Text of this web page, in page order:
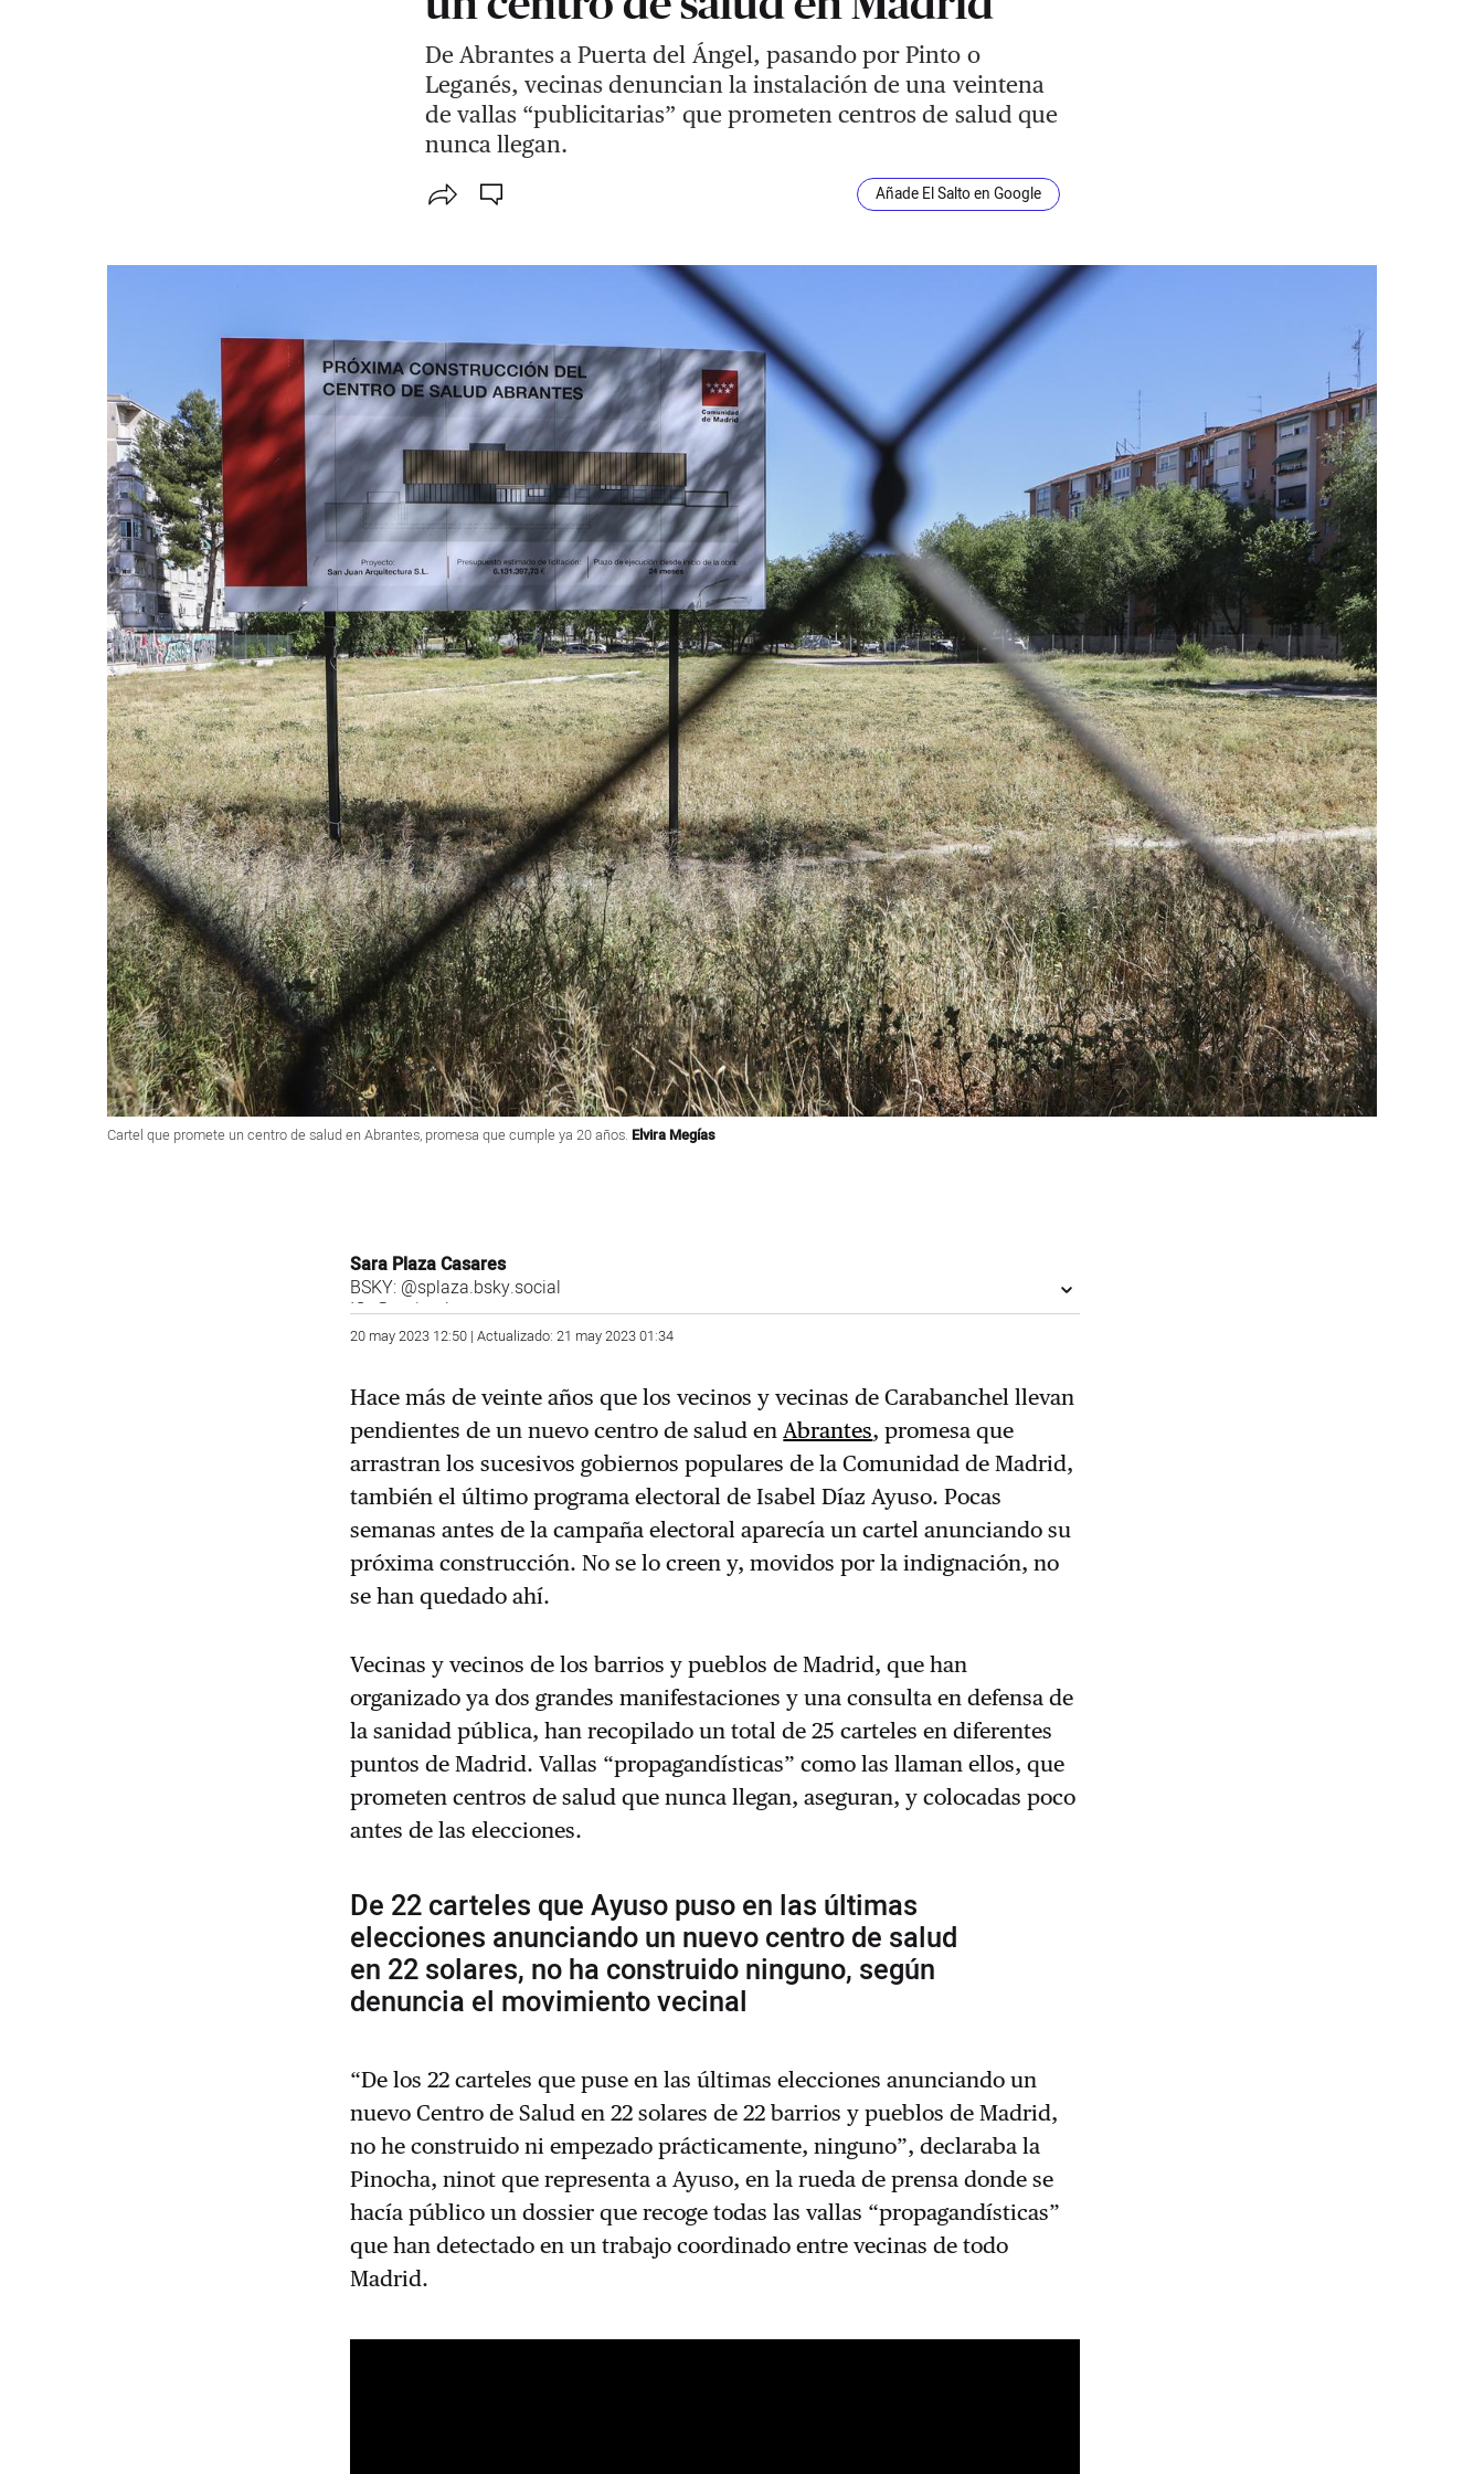
De Abrantes a Puerta del Ángel, pasando por Pinto o
Leganés, vecinas denuncian la instalación de una veintena
de vallas “publicitarias” que prometen centros de salud que
nunca llegan.
Añade El Salto en Google
Cartel que promete un centro de salud en Abrantes, promesa que cumple ya 20 años. Elvira Megías
Sara Plaza Casares
BSKY: @splaza.bsky.social
IG:@saritaplaza
20 may 2023 12:50 | Actualizado: 21 may 2023 01:34
Hace más de veinte años que los vecinos y vecinas de Carabanchel llevan
pendientes de un nuevo centro de salud enAbrantes, promesa que
arrastran los sucesivos gobiernos populares de la Comunidad de Madrid,
también el último programa electoral de Isabel Díaz Ayuso. Pocas
semanas antes de la campaña electoral aparecía un cartel anunciando su
próxima construcción. No se lo creen y, movidos por la indignación, no
se han quedado ahí.
Vecinas y vecinos de los barrios y pueblos de Madrid, que han
organizado ya dos grandes manifestaciones y una consulta en defensa de
la sanidad pública, han recopilado un total de 25 carteles en diferentes
puntos de Madrid. Vallas “propagandísticas” como las llaman ellos, que
prometen centros de salud que nunca llegan, aseguran, y colocadas poco
antes de las elecciones.
De 22 carteles que Ayuso puso en las últimas
elecciones anunciando un nuevo centro de salud
en 22 solares, no ha construido ninguno, según
denuncia el movimiento vecinal
“De los 22 carteles que puse en las últimas elecciones anunciando un
nuevo Centro de Salud en 22 solares de 22 barrios y pueblos de Madrid,
no he construido ni empezado prácticamente, ninguno”, declaraba la
Pinocha, ninot que representa a Ayuso, en la rueda de prensa donde se
hacía público un dossier que recoge todas las vallas “propagandísticas”
que han detectado en un trabajo coordinado entre vecinas de todo
Madrid.